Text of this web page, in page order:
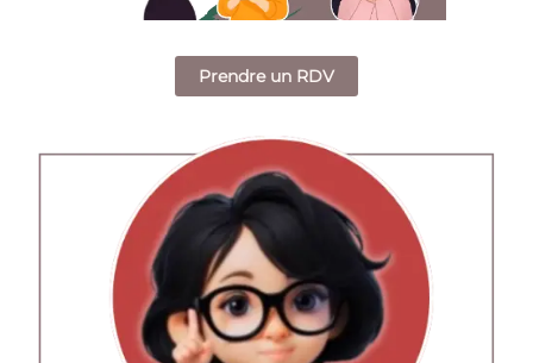
Prendre un RDV